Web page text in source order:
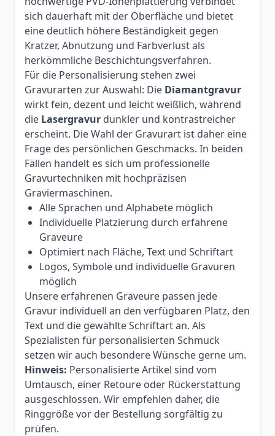
sich dauerhaft mit der Oberfläche und bietet
eine deutlich höhere Beständigkeit gegen
Kratzer, Abnutzung und Farbverlust als
herkömmliche Beschichtungsverfahren.
Für die Personalisierung stehen zwei
Gravurarten zur Auswahl: Die Diamantgravur
wirkt fein, dezent und leicht weißlich, während
die Lasergravur dunkler und kontrastreicher
erscheint. Die Wahl der Gravurart ist daher eine
Frage des persönlichen Geschmacks. In beiden
Fällen handelt es sich um professionelle
Gravurtechniken mit hochpräzisen
Graviermaschinen.
Alle Sprachen und Alphabete möglich
Individuelle Platzierung durch erfahrene
Graveure
Optimiert nach Fläche, Text und Schriftart
Logos, Symbole und individuelle Gravuren
möglich
Unsere erfahrenen Graveure passen jede
Gravur individuell an den verfügbaren Platz, den
Text und die gewählte Schriftart an. Als
Spezialisten für personalisierten Schmuck
setzen wir auch besondere Wünsche gerne um.
Hinweis: Personalisierte Artikel sind vom
Umtausch, einer Retoure oder Rückerstattung
ausgeschlossen. Wir empfehlen daher, die
Ringgröße vor der Bestellung sorgfältig zu
prüfen.